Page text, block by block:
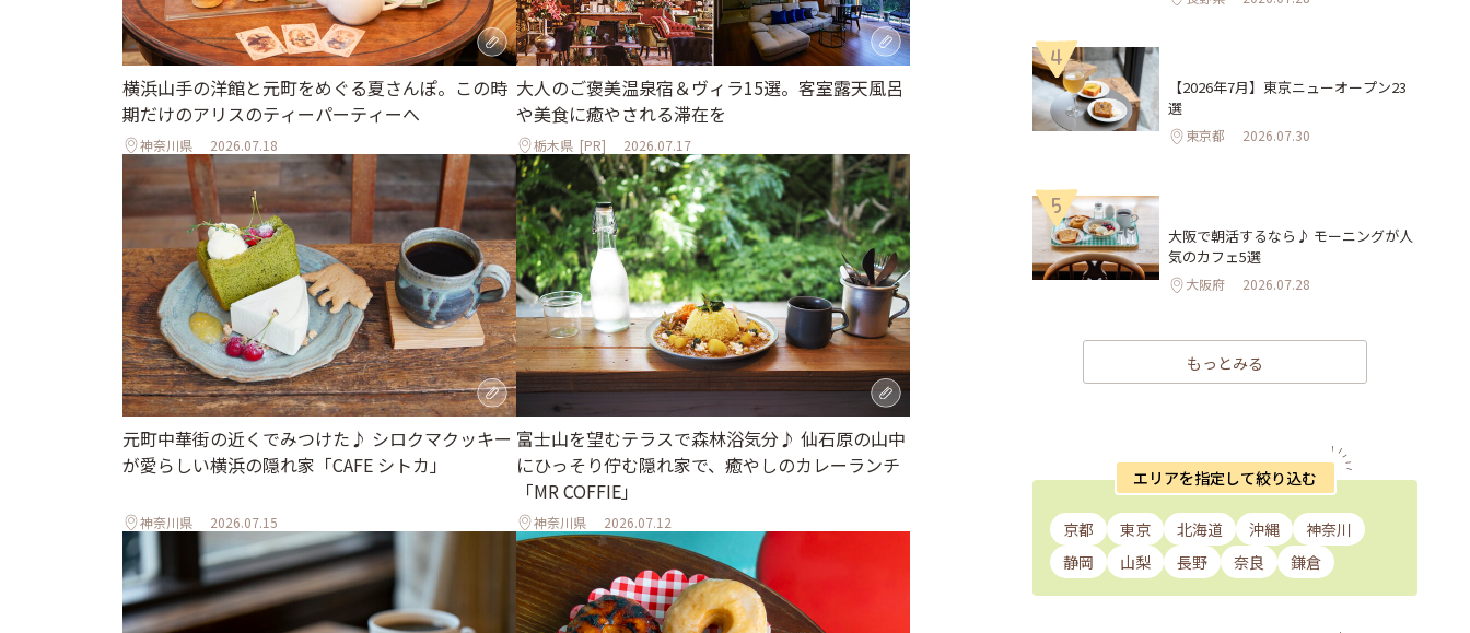
横浜山手の洋館と元町をめぐる夏さんぽ。この時
期だけのアリスのティーパーティーへ
神奈川県 2026.07.18
大人のご褒美温泉宿＆ヴィラ15選。客室露天風呂
や美食に癒やされる滞在を
栃木県 [PR] 2026.07.17
元町中華街の近くでみつけた♪ シロクマクッキー
が愛らしい横浜の隠れ家「CAFE シトカ」
神奈川県 2026.07.15
富士山を望むテラスで森林浴気分♪ 仙石原の山中
にひっそり佇む隠れ家で、癒やしのカレーランチ
「MR COFFIE」
神奈川県 2026.07.12
4
【2026年7月】東京ニューオープン23
選
東京都 2026.07.30
5
大阪で朝活するなら♪ モーニングが人
気のカフェ5選
大阪府 2026.07.28
もっとみる
エリアを指定して絞り込む
京都 東京 北海道 沖縄
神奈川
静岡
山梨 長野 奈良 鎌倉